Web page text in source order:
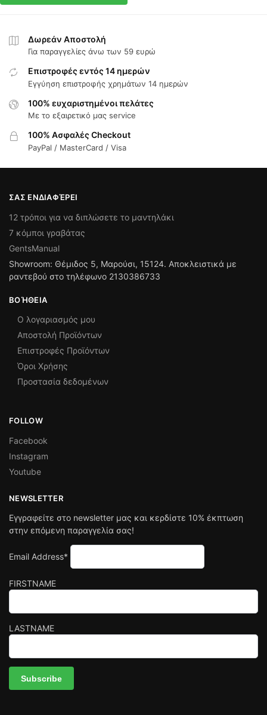
Δωρεάν Αποστολή
Για παραγγελίες άνω των 59 ευρώ
Επιστροφές εντός 14 ημερών
Εγγύηση επιστροφής χρημάτων 14 ημερών
100% ευχαριστημένοι πελάτες
Με το εξαιρετικό μας service
100% Ασφαλές Checkout
PayPal / MasterCard / Visa
ΣΑΣ ΕΝΔΙΑΦΈΡΕΙ
12 τρόποι για να διπλώσετε το μαντηλάκι
7 κόμποι γραβάτας
GentsManual
Showroom: Θέμιδος 5, Μαρούσι, 15124. Αποκλειστικά με
ραντεβού στο τηλέφωνο 2130386733
ΒΟΉΘΕΙΑ
Ο λογαριασμός μου
Αποστολή Προϊόντων
Επιστροφές Προϊόντων
Όροι Χρήσης
Προστασία δεδομένων
FOLLOW
Facebook
Instagram
Youtube
NEWSLETTER
Εγγραφείτε στο newsletter μας και κερδίστε 10% έκπτωση
στην επόμενη παραγγελία σας!
Email Address*
FIRSTNAME
LASTNAME